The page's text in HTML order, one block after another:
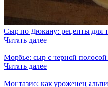
Сыр по Дюкану: рецепты для
Читать далее
Морбье: сыр с черной полосой
Читать далее
Монтазио: как уроженец